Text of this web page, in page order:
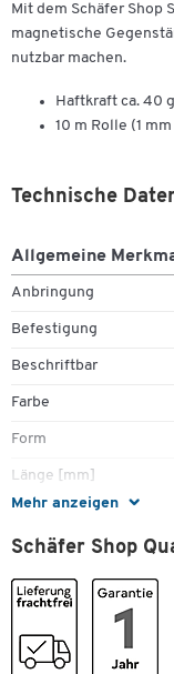
Mit dem Schäfer Shop
magnetische
nutzbar machen.
Haftkraft ca. 40
10 m Rolle (1
Mehr anzeigen
Technische
Allgemeine
Anbringung
Befestigung
Beschriftbar
Farbe
Form
Länge [mm]
Material
Montage
Maße
Breite [mm]
Schäfer Shop